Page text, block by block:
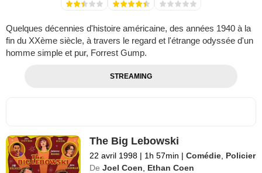
Quelques décennies d'histoire américaine, des années 1940 à la
fin du XXème siècle, à travers le regard et l'étrange odyssée d'un
homme simple et pur, Forrest Gump.
STREAMING
The Big Lebowski
22 avril 1998 | 1h 57min | Comédie Policier
De Joel Coen
Ethan Coen